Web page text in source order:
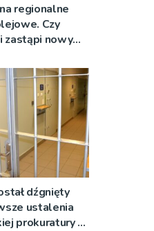
regionalne
Czy
zastąpi nowy
dźgnięty
ustalenia
prokuratury w